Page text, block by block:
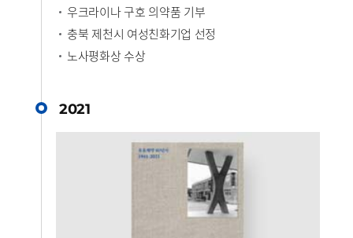
우크라이나 구호 의약품 기부
충북 제천시 여성친화기업 선정
노사평화상 수상
2021